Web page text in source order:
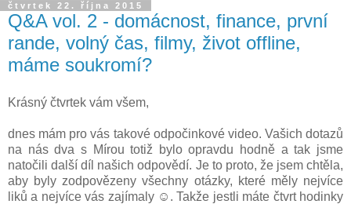
čtvrtek 22. října 2015
Q&A vol. 2 - domácnost, finance, první
rande, volný čas, filmy, život offline,
máme soukromí?
Krásný čtvrtek vám všem,
dnes mám pro vás takové odpočinkové video. Vašich dotazů
na nás dva s Mírou totiž bylo opravdu hodně a tak jsme
natočili další díl našich odpovědí. Je to proto, že jsem chtěla,
aby byly zodpovězeny všechny otázky, které měly nejvíce
liků a nejvíce vás zajímaly ☺. Takže jestli máte čtvrt hodinky